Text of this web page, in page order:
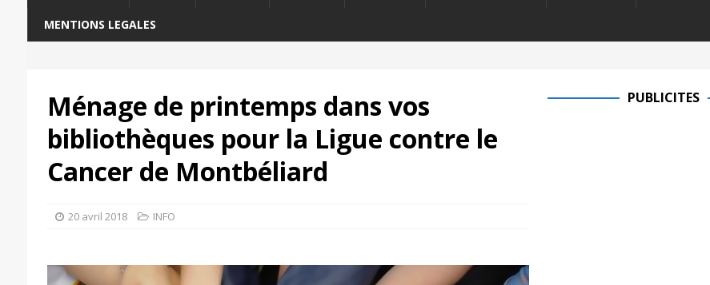
MENTIONS LEGALES
Ménage de printemps dans vos
bibliothèques pour la Ligue contre le
Cancer de Montbéliard
20 avril 2018 INFO
PUBLICITES